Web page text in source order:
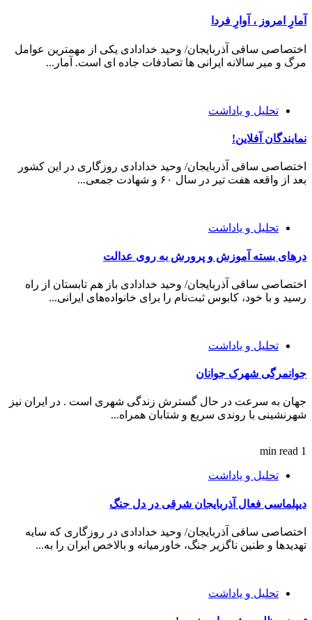
آمارِ امروز ، آوارِ فردا
اختصاصی ساقی آذربایجان/ وحید خدادادی یکی از مهمترین عوامل
مرگ و میر سالانه ایرانی ها تصادفات جاده ای است. آمار...
تحلیل و یاداشت
نمایندگان آفلاین!
اختصاصی ساقی آذربایجان/ وحید خدادادی روزگاری در این کشور
بعد از واقعه هفت تیر در سال ۶۰ و شهادت جمعی...
تحلیل و یاداشت
درهای بسته آموزش و پرورش به روی عدالت
اختصاصی ساقی آذربایجان/ وحید خدادادی باز هم تابستان از راه
رسید و با خود، کابوس ثبت‌نام را برای خانواده‌های ایرانی...
تحلیل و یاداشت
جوانمرگی شهرک جوانان
جهان به سرعت در حال گسترش زندگی شهری است . در ایران نیز
شهرنشینی با روندی سریع و شتابان همراه...
1 min read
تحلیل و یاداشت
دیپلماسی فعال آذربایجان شرقی در دل جنگ
اختصاصی ساقی آذربایجان/ وحید خدادادی در روزگاری که سایه
تهدیدها و طنین ناگزیر جنگ، خاورمیانه و بالاخص ایران را به...
تحلیل و یاداشت